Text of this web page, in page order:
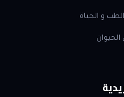
و الحياة
الحيوان